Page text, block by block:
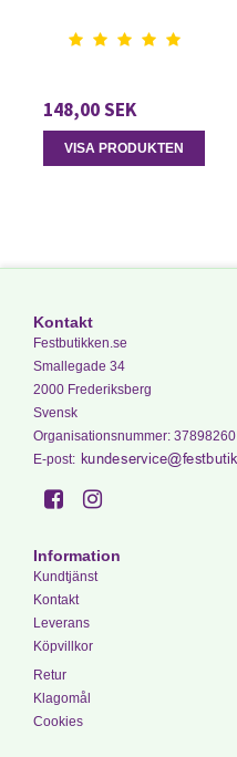
148,00 SEK
VISA PRODUKTEN
Kontakt
Festbutikken.se
Smallegade 34
2000 Frederiksberg
Svensk
Organisationsnummer: 37898260
E-post:
Information
Kundtjänst
Kontakt
Leverans
Köpvillkor
Retur
Klagomål
Cookies